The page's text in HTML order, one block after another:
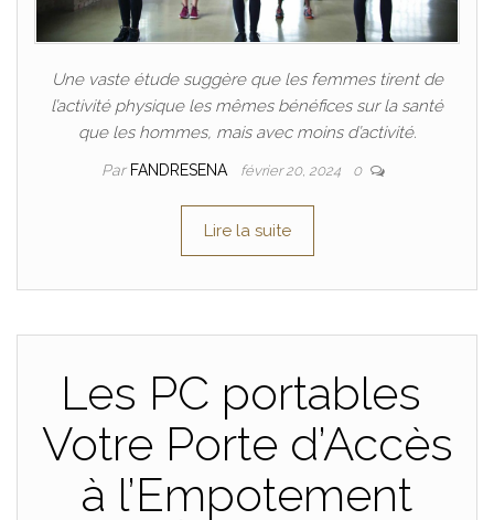
Une vaste étude suggère que les femmes tirent de
l’activité physique les mêmes bénéfices sur la santé
que les hommes, mais avec moins d’activité.
Par FANDRESENA février 20, 2024 0
Lire la suite
Les PC portables
Votre Porte d’Accès
à l’Empotement